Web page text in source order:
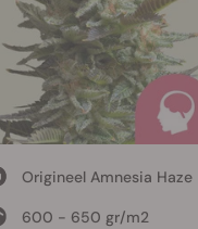
Origineel Amnesia Haze
600 - 650 gr/m2